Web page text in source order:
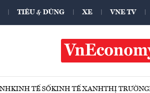
TIÊU & DÙNG XE VNE TV
KINH TẾ SỐKINH TẾ XANHTHỊ TRƯỜNG